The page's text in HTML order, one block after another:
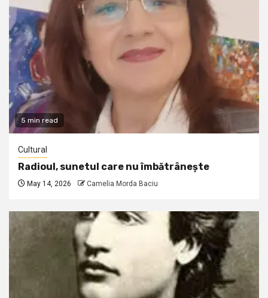
5 min read
Cultural
Radioul, sunetul care nu îmbătrânește
May 14, 2026 Camelia Morda Baciu